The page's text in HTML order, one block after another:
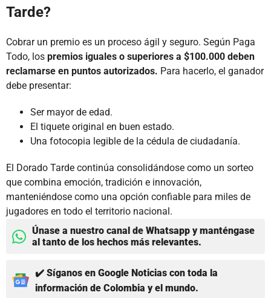
Tarde?
Cobrar un premio es un proceso ágil y seguro. Según Paga
Todo, los premios iguales o superiores a $100.000 deben
reclamarse en puntos autorizados. Para hacerlo, el ganador
debe presentar:
Ser mayor de edad.
El tiquete original en buen estado.
Una fotocopia legible de la cédula de ciudadanía.
El Dorado Tarde continúa consolidándose como un sorteo
que combina emoción, tradición e innovación,
manteniéndose como una opción confiable para miles de
jugadores en todo el territorio nacional.
Únase a nuestro canal de Whatsapp y manténgase
al tanto de los hechos más relevantes.
✔️ Síganos en Google Noticias con toda la
información de Colombia y el mundo.